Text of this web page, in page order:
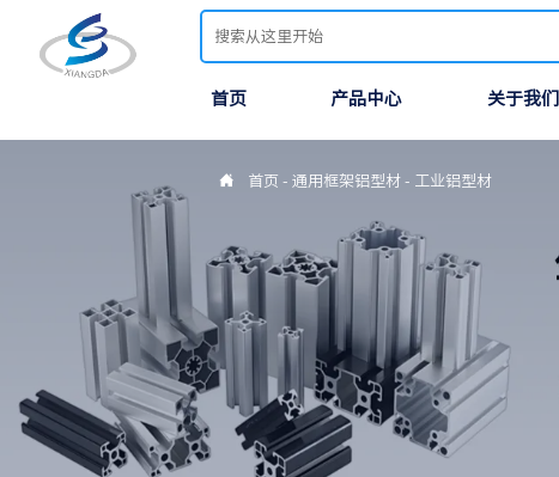
首页 产品中心 关于我们
 首页 - 通用框架铝型材- 工业铝型材